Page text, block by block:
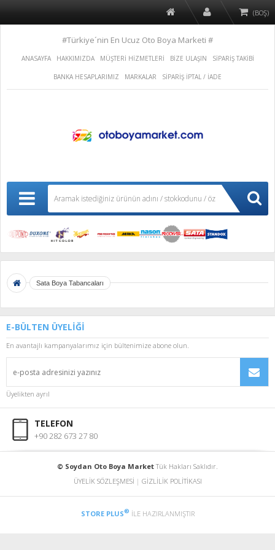
(BOŞ)
#Türkiye´nin En Ucuz Oto Boya Marketi #
ANASAYFA HAKKIMIZDA MÜŞTERİ HİZMETLERİ BİZE ULAŞIN SİPARİŞ TAKİBİ
BANKA HESAPLARIMIZ MARKALAR SİPARİŞ İPTAL / İADE
Sata Boya Tabancaları
E-BÜLTEN ÜYELİĞİ
En avantajlı kampanyalarımız için bültenimize abone olun.
Üyelikten ayrıl
TELEFON
+90 282 673 27 80
© Soydan Oto Boya MarketTük Hakları Saklıdır.
ÜYELİK SÖZLEŞMESİ | GİZLİLİK POLİTİKASI
STORE PLUS® İLE HAZIRLANMIŞTIR